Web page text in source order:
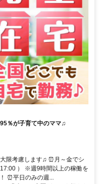
％が子育て中のママ♫
限考慮します♫ ⏰月～金でシ
） ※週9時間以上の稼働を
⏰平日のみの週...